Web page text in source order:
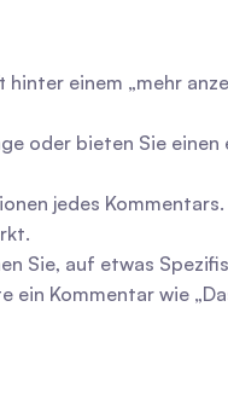
einem „mehr
oder bieten Sie
jedes
Sie, auf etwas
Kommentar wie